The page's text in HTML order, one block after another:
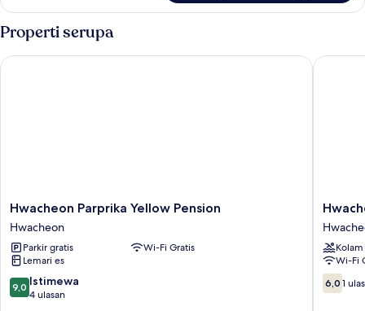
F1
))
Kamar
Basic,
2
kamar
tidur
Properti serupa
Hwacheon
Parprika
Yellow
Pension
Hwacheon
Hwacheon Parprika Yellow Pension
Hwacheon
Parkir gratis
Wi-Fi Gratis
Lemari es
9.0
dari
9,0 Istimewa
4 ulasan
Hwacheon Parprika Yellow Pension
Sky
Valley
Pension
Wi-Fi
6.0
dari
6,0 1